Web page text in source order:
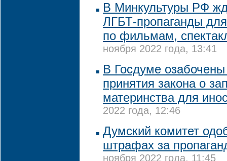
В Минкультуры РФ
ЛГБТ-пропаганды
по фильмам,
ноября 2022 года, 13:41
В Госдуме озабочены
принятия закона о
материнства для
2022 года, 12:46
Думский комитет
штрафах за